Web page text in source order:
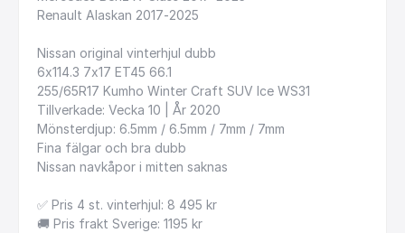
Renault Alaskan 2017-2025
Nissan original vinterhjul dubb
6x114.3 7x17 ET45 66.1
255​/​65R17 Kumho Winter Craft SUV Ice WS31
Tillverkade: Vecka 10 År 2020
Mönsterdjup: 6.5mm ​/​ 6.5mm ​/​ 7mm ​/​ 7mm
Fina fälgar och bra dubb
Nissan navkåpor i mitten saknas
✅ Pris 4 st. vinterhjul: 8 495 kr
🚚 Pris frakt Sverige: 1195 kr